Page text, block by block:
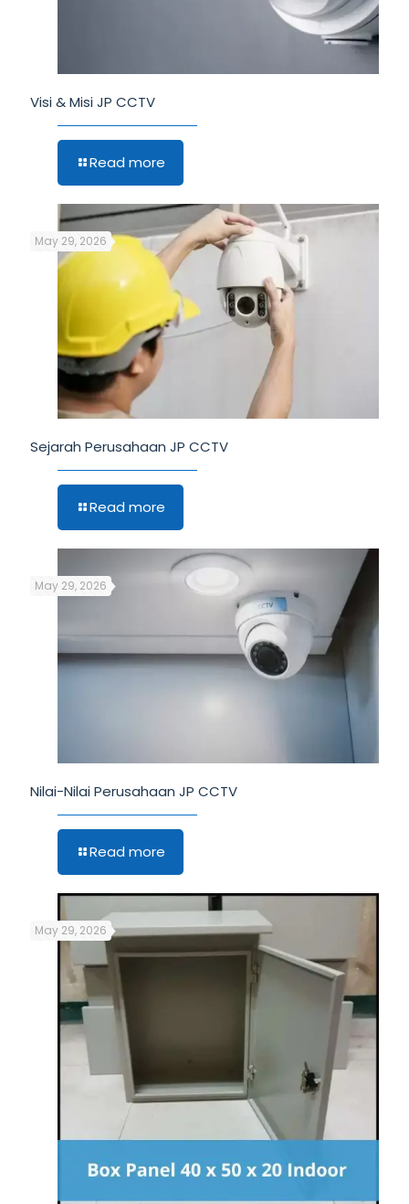
Visi & Misi JP CCTV
Read more
May 29, 2026
Sejarah Perusahaan JP CCTV
Read more
May 29, 2026
Nilai-Nilai Perusahaan JP CCTV
Read more
May 29, 2026